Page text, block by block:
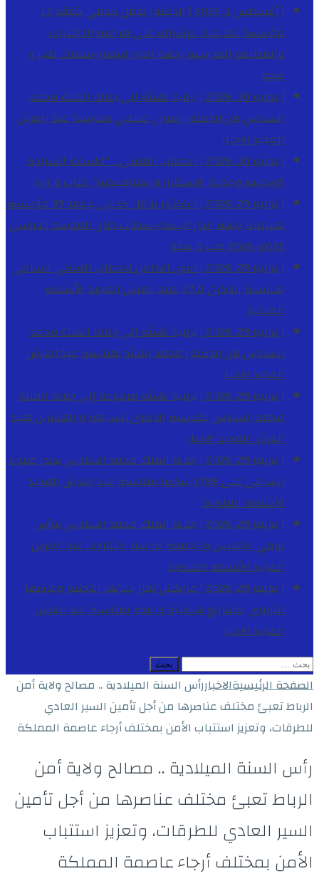
[ أغسطس 1, 2026 ]
الدكتور نوفل كديلي يتفقد 12
مؤسسة تعليمية للإشراف على مراقبة الداخليات
والمطاعم المدرسية بجهة الدار البيضاء-سطاتطب و
صحة
[ يوليو 30, 2026 ]
برقية تهنئة الى جلالة الملك محمد
السادس من الدكتور رضوان غنيمي بمناسبة عيد العرش
المجيدالاخبار
[ يوليو 30, 2026 ]
الخطاب الملكي .. “فلسفة السيادة
الإيجابية وجدلية الاستقرار والديناميكية”كتاب و اراء
[ يوليو 29, 2026 ]
الدكتور نوفل كديلي يتفقد 39 مؤسسة
تعليمية بجهة الدار البيضاء-سطات خلال الموسم الدراسي
2025-2026
طب و صحة
[ يوليو 29, 2026 ]
النص الكامل للخطاب الملكي السامي
بمناسبة الذكرى الـ27 لعيد العرش المجيد
الأنشطة
الملكية
[ يوليو 29, 2026 ]
برقية تهنئة الى جلالة الملك محمد
السادس من الدكتور محمد الفائد بمناسبة عيد العرش
المجيدالاخبار
[ يوليو 29, 2026 ]
برقية تهنئة مرفوعة إلى جلالة الملك
محمد السادس بمناسبة الذكرى السابعة و العشرين لعيد
العرش المجيدالاخبار
[ يوليو 29, 2026 ]
جلالة الملك محمد السادس يصدر عفوه
السامي على 1788 شخصا بمناسبة عيد العرش المجيد
الأنشطة الملكية
[ يوليو 29, 2026 ]
جلالة الملك محمد السادس يترأس
يومي الخميس والجمعة مراسم احتفالات عيد العرش
المجيدالأنشطة الملكية
[ يوليو 29, 2026 ]
مراكش تعزز بنياتها التحتية وعرضها
التربوي بمشاريع هيكلية واعدة بمناسبة عيد العرش
المجيدالاخبار
البحث
عن:
الصفحة الرئيسيةالاخباررأس السنة الميلادية .. مصالح ولاية أمن
الرباط تعبئ مختلف عناصرها من أجل تأمين السير العادي
للطرقات، وتعزيز استتباب الأمن بمختلف أرجاء عاصمة المملكة
رأس السنة الميلادية .. مصالح ولاية أمن
الرباط تعبئ مختلف عناصرها من أجل تأمين
السير العادي للطرقات، وتعزيز استتباب
الأمن بمختلف أرجاء عاصمة المملكة